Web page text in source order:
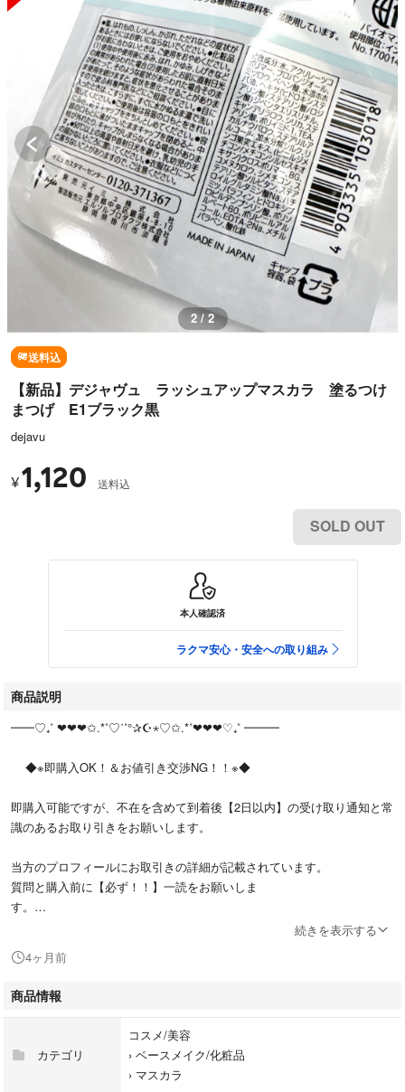
2 / 2
送料込
【新品】デジャヴュ ラッシュアップマスカラ 塗るつけ
まつげ E1ブラック黒
dejavu
¥1,120 送料込
SOLD OUT
本人確認済
ラクマ安心・安全への取り組み
商品説明
━━♡₊˚ ❤︎❤︎❤︎✩.*˚♡˙˚°✰‬☪︎⋆♡✩.*˚❤︎❤︎❤︎♡₊˚ ━━━
◆※即購入OK！＆お値引き交渉NG！！※◆
即購入可能ですが、不在を含めて到着後【2日以内】の受け取り通知と常
識のあるお取り引きをお願いします。
当方のプロフィールにお取引きの詳細が記載されています。
質問と購入前に【必ず！！】一読をお願いしま
す。
【説明】
デジャヴュ ラッシュアップマスカラE1です。
OPP袋などに入れずにそのままのパッケージで発送します。
また、お礼シールをパッケージに直貼りさせていただきますので貼らない
続きを表示する
4ヶ月前
商品情報
カテゴリ
コスメ/美容
› ベースメイク/化粧品
› マスカラ